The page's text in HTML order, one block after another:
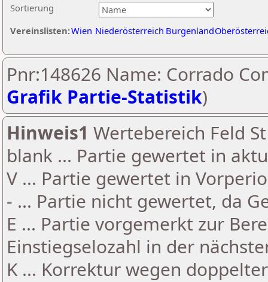
Sortierung
Vereinslisten:Wien Niederösterreich Burgenland
Pnr:148626 Name: Corrado
Grafik Partie-Statistik)
Hinweis1 Wertebereich Feld
blank ... Partie gewertet in
V ... Partie gewertet in
- ... Partie nicht gewertet, da
E ... Partie vorgemerkt zur
Einstiegselozahl in der
K ... Korrektur wegen